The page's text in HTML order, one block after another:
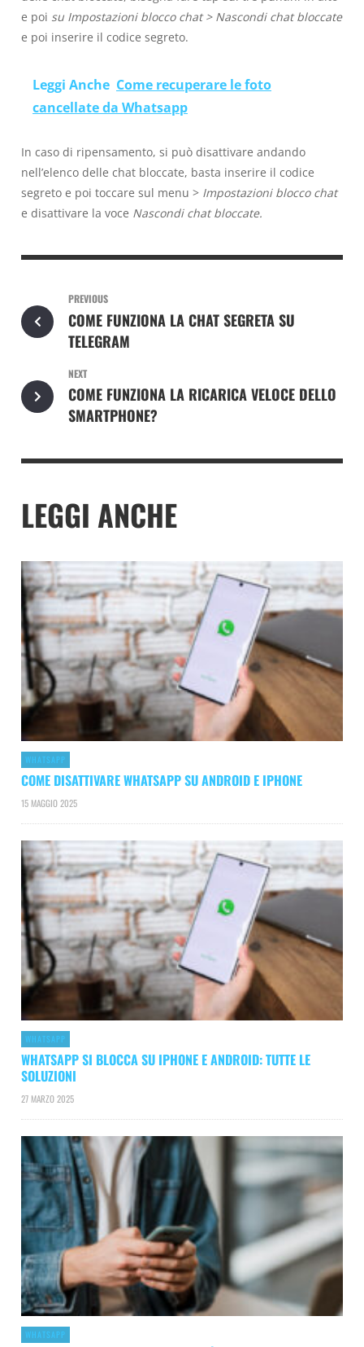
e poi su Impostazioni blocco chat > Nascondi chat bloccate
e poi inserire il codice segreto.
Leggi Anche Come recuperare le foto
cancellate da Whatsapp
In caso di ripensamento, si può disattivare andando
nell’elenco delle chat bloccate, basta inserire il codice
segreto e poi toccare sul menu > Impostazioni blocco chat
e disattivare la voce Nascondi chat bloccate.
PREVIOUS
COME FUNZIONA LA CHAT SEGRETA SU
TELEGRAM
NEXT
COME FUNZIONA LA RICARICA VELOCE DELLO
SMARTPHONE?
LEGGI ANCHE
WHATSAPP
COME DISATTIVARE WHATSAPP SU ANDROID E IPHONE
15 MAGGIO 2025
WHATSAPP
WHATSAPP SI BLOCCA SU IPHONE E ANDROID: TUTTE LE
SOLUZIONI
27 MARZO 2025
WHATSAPP